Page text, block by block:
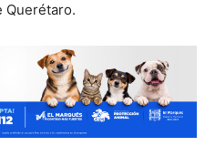
Querétaro.